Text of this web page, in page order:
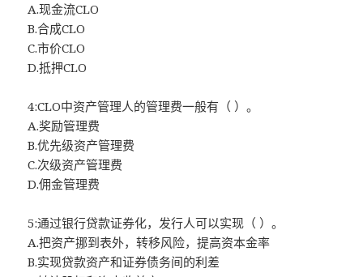
A.现金流CLO
B.合成CLO
C.市价CLO
D.抵押CLO
4:CLO中资产管理人的管理费一般有（ ）。
A.奖励管理费
B.优先级资产管理费
C.次级资产管理费
D.佣金管理费
5:通过银行贷款证券化，发行人可以实现（ ）。
A.把资产挪到表外，转移风险，提高资本金率
B.实现贷款资产和证券债务间的利差